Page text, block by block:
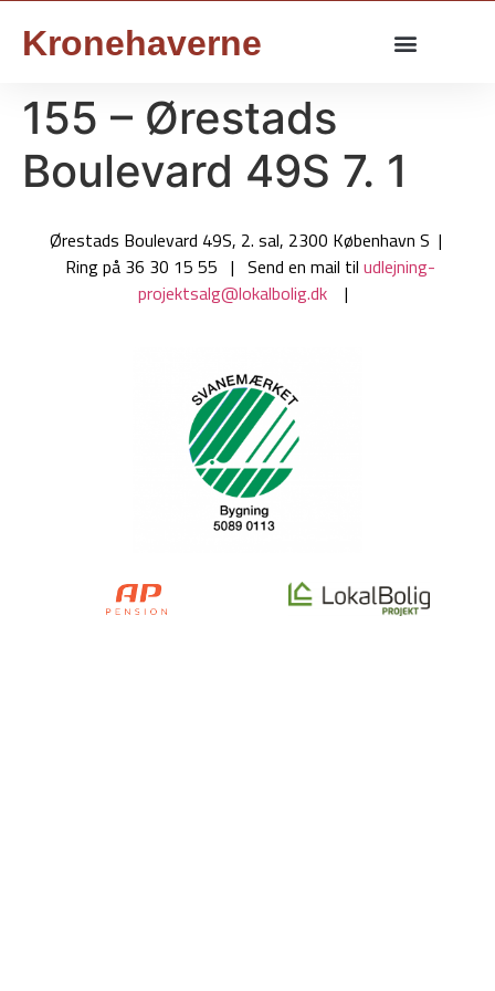
Kronehaverne
155 – Ørestads
Boulevard 49S 7. 1
Ørestads Boulevard 49S, 2. sal, 2300 København S |
Ring på 36 30 15 55 | Send en mail til udlejning-
projektsalg@lokalbolig.dk |